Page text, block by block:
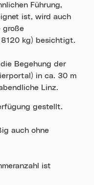
Führung,
ist, wird auch
große
8120 kg) besichtigt.
Begehung der
in ca. 30 m
Linz.
gestellt.
auch ohne
ist